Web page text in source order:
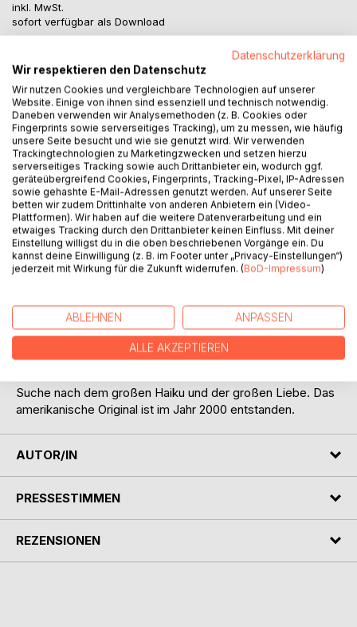
inkl. MwSt.
sofort verfügbar als Download
IN DEN WARENKORB
Auf die Merkliste
Titel bewerten
BESCHREIBUNG
NEUAUFLAGE der 2011 im Hamburger Haiku-Verlag
erschienenen Originalauflage. David G. Lanoue ist in der
Haiku-Welt bekannt durch seine Übersetzungen des
japanischen Haiku-Dichters Kobayashi Issa (1763-1828).
Suche nach dem großen Haiku und der großen Liebe. Das
amerikanische Original ist im Jahr 2000 entstanden.
AUTOR/IN
PRESSESTIMMEN
REZENSIONEN
Datenschutzerklärung
Wir respektieren den Datenschutz
Wir nutzen Cookies und vergleichbare Technologien auf unserer
Website. Einige von ihnen sind essenziell und technisch notwendig.
Daneben verwenden wir Analysemethoden (z. B. Cookies oder
Fingerprints sowie serverseitiges Tracking), um zu messen, wie häufig
unsere Seite besucht und wie sie genutzt wird. Wir verwenden
Trackingtechnologien zu Marketingzwecken und setzen hierzu
serverseitiges Tracking sowie auch Drittanbieter ein, wodurch ggf.
geräteübergreifend Cookies, Fingerprints, Tracking-Pixel, IP-Adressen
sowie gehashte E-Mail-Adressen genutzt werden. Auf unserer Seite
betten wir zudem Drittinhalte von anderen Anbietern ein (Video-
Plattformen). Wir haben auf die weitere Datenverarbeitung und ein
etwaiges Tracking durch den Drittanbieter keinen Einfluss. Mit deiner
Einstellung willigst du in die oben beschriebenen Vorgänge ein. Du
kannst deine Einwilligung (z. B. im Footer unter „Privacy-Einstellungen“)
jederzeit mit Wirkung für die Zukunft widerrufen. (BoD-Impressum)
ABLEHNEN ANPASSEN
ALLE AKZEPTIEREN